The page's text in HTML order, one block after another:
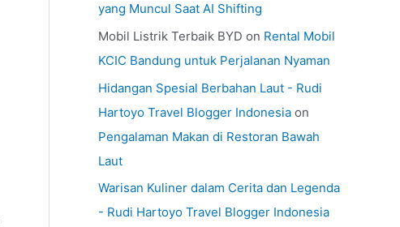
yang Muncul Saat AI Shifting
Mobil Listrik Terbaik BYD on Rental Mobil
KCIC Bandung untuk Perjalanan Nyaman
Hidangan Spesial Berbahan Laut - Rudi
Hartoyo Travel Blogger Indonesia on
Pengalaman Makan di Restoran Bawah
Laut
Warisan Kuliner dalam Cerita dan Legenda
- Rudi Hartoyo Travel Blogger Indonesia